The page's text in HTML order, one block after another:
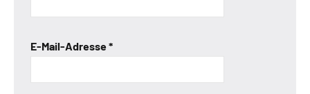
E-Mail-Adresse*